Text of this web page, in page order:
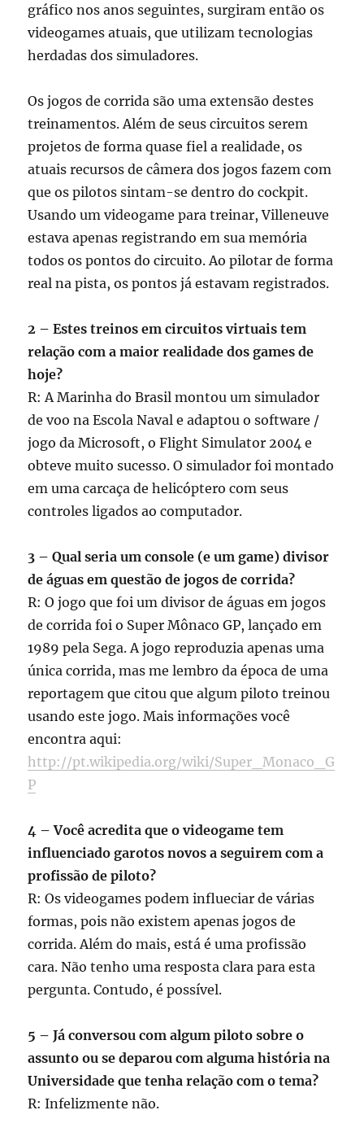
gráfico nos anos seguintes, surgiram então os
videogames atuais, que utilizam tecnologias
herdadas dos simuladores.
Os jogos de corrida são uma extensão destes
treinamentos. Além de seus circuitos serem
projetos de forma quase fiel a realidade, os
atuais recursos de câmera dos jogos fazem com
que os pilotos sintam-se dentro do cockpit.
Usando um videogame para treinar, Villeneuve
estava apenas registrando em sua memória
todos os pontos do circuito. Ao pilotar de forma
real na pista, os pontos já estavam registrados.
2 – Estes treinos em circuitos virtuais tem
relação com a maior realidade dos games de
hoje?
R: A Marinha do Brasil montou um simulador
de voo na Escola Naval e adaptou o software /
jogo da Microsoft, o Flight Simulator 2004 e
obteve muito sucesso. O simulador foi montado
em uma carcaça de helicóptero com seus
controles ligados ao computador.
3 – Qual seria um console (e um game) divisor
de águas em questão de jogos de corrida?
R: O jogo que foi um divisor de águas em jogos
de corrida foi o Super Mônaco GP, lançado em
1989 pela Sega. A jogo reproduzia apenas uma
única corrida, mas me lembro da época de uma
reportagem que citou que algum piloto treinou
usando este jogo. Mais informações você
encontra aqui:
http://pt.wikipedia.org/wiki/Super_Monaco_G
P
4 – Você acredita que o videogame tem
influenciado garotos novos a seguirem com a
profissão de piloto?
R: Os videogames podem influeciar de várias
formas, pois não existem apenas jogos de
corrida. Além do mais, está é uma profissão
cara. Não tenho uma resposta clara para esta
pergunta. Contudo, é possível.
5 – Já conversou com algum piloto sobre o
assunto ou se deparou com alguma história na
Universidade que tenha relação com o tema?
R: Infelizmente não.